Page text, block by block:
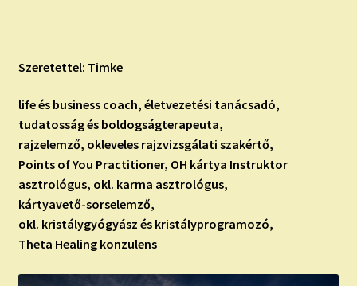
Szeretettel: Timke
life és business coach, életvezetési tanácsadó,
tudatosság és boldogságterapeuta,
rajzelemző, okleveles rajzvizsgálati szakértő,
Points of You Practitioner, OH kártya Instruktor
asztrológus, okl. karma asztrológus,
kártyavető-sorselemző,
okl. kristálygyógyász és kristályprogramozó,
Theta Healing konzulens